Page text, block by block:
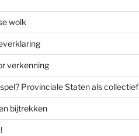
wolk
verkenning
Provinciale Staten als collectief
bijtrekken